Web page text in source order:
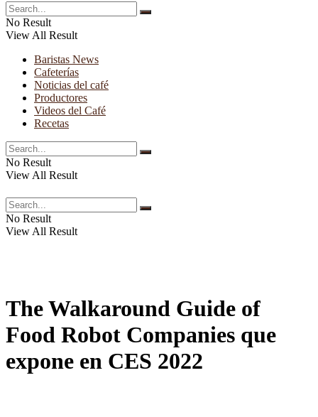
No Result
View All Result
Baristas News
Cafeterías
Noticias del café
Productores
Videos del Café
Recetas
No Result
View All Result
No Result
View All Result
The Walkaround Guide of
Food Robot Companies que
expone en CES 2022